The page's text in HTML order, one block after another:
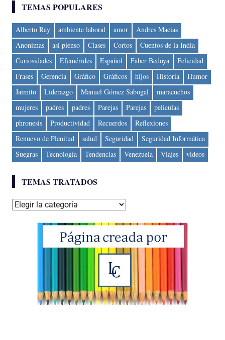
TEMAS POPULARES
Alberto Ray ambiente laboral amor
Andres Macias
Anonimas
asi pienso Clases Cortos
Cuentos de la India
Curiosidades
Efemérides Español Faber Bedoya
Felicidad
Frases
Gerencia Gráfico Gráficos hijos Historia
Humor
Jaimito
Liderazgo Manuel Gómez Sabogal
maracuchos
mujeres
padres padres Parejas Parejas
peliculas
phronesis
Productividad Recuerdos
Reflexiones
Renuevo de Plenitud
salud Seguridad
Seguridad Informática
Suegras
Tecnología Tendencias Venezuela Viajes videos
TEMAS TRATADOS
Temas